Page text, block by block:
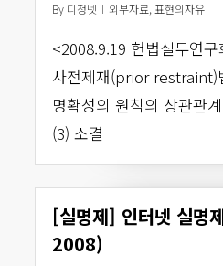
By 디정넷 외부자료, 표현의자유
<2008.9.19 헌법실무연
사전제재(prior restraint)
명확성의 원칙의 상관관
(3) 소결
[실명제] 인터넷 실명
2008)